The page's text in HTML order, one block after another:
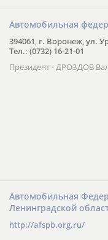
Автомобильная
394061, г. Воронеж, ул.
Тел.: (0732) 16-21-01
Президент - ДРОЗДОВ
Автомобильная
Ленинградской
http://afspb.org.ru/